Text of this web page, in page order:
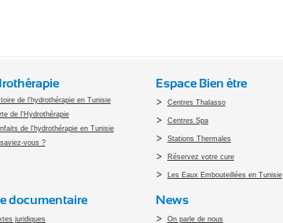
de l'hydrothérapie en Tunisie
de l'Hydrothérapie
de l'hydrothérapie en Tunisie
vous ?
Espace Bien être
Centres Thalasso
Centres Spa
Stations Thermales
Réservez votre cure
Les Eaux Embouteillées en Tunisie
documentaire
juridiques
News
On parle de nous